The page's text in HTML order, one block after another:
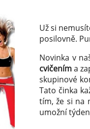
Už si
posilovně.
Novinka v
cvičeníma
skupinové
Tato činka
tím, že si na
umožní